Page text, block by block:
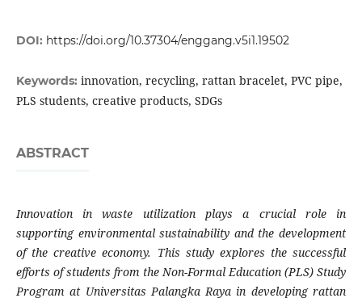
DOI: https://doi.org/10.37304/enggang.v5i1.19502
Keywords: innovation, recycling, rattan bracelet, PVC pipe,
PLS students, creative products, SDGs
ABSTRACT
Innovation in waste utilization plays a crucial role in
supporting environmental sustainability and the development
of the creative economy. This study explores the successful
efforts of students from the Non-Formal Education (PLS) Study
Program at Universitas Palangka Raya in developing rattan